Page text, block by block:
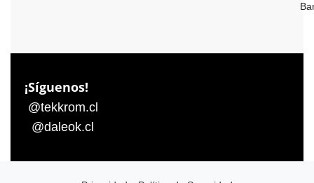
¡Síguenos!
@tekkrom.cl
@daleok.cl